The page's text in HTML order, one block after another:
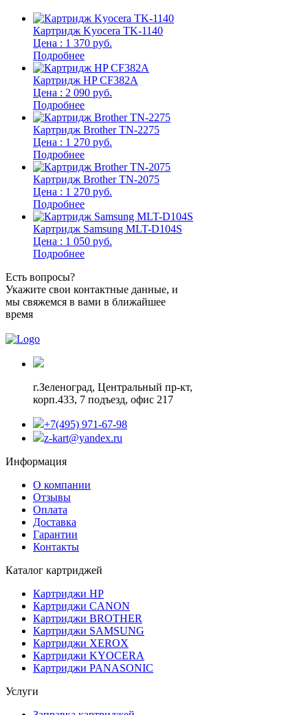
Картридж Kyocera TK-1140
Цена : 1 370 руб.
Подробнее
Картридж HP CF382A
Цена : 2 090 руб.
Подробнее
Картридж Brother TN-2275
Цена : 1 270 руб.
Подробнее
Картридж Brother TN-2075
Цена : 1 270 руб.
Подробнее
Картридж Samsung MLT-D104S
Цена : 1 050 руб.
Подробнее
Есть вопросы?
Укажите свои контактные данные, и
мы свяжемся в вами в ближайшее
время
г.Зеленоград, Центральный пр-кт,
корп.433, 7 подъезд, офис 217
+7(495) 971-67-98
z-kart@yandex.ru
Информация
О компании
Отзывы
Оплата
Доставка
Гарантии
Контакты
Каталог картриджей
Картриджи HP
Картриджи CANON
Картриджи BROTHER
Картриджи SAMSUNG
Картриджи XEROX
Картриджи KYOCERA
Картриджи PANASONIC
Услуги